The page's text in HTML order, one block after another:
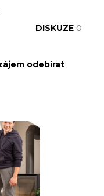
DISKUZE 0